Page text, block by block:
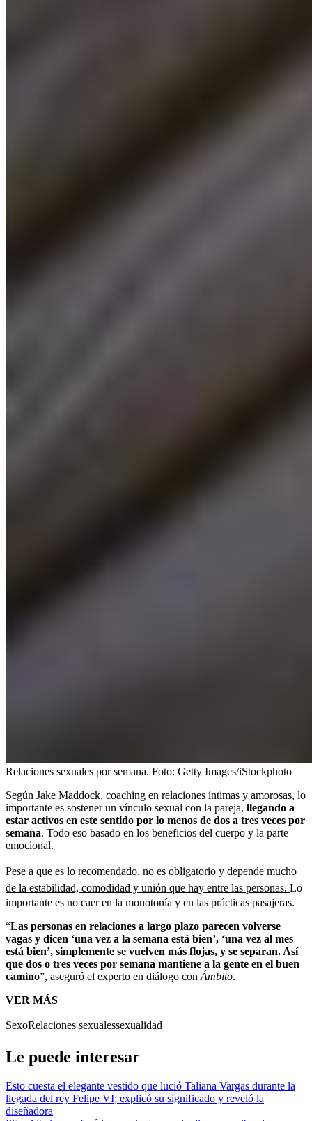
Relaciones sexuales por semana. Foto: Getty Images/iStockphoto
Según Jake Maddock, coaching en relaciones íntimas y amorosas, lo
importante es sostener un vínculo sexual con la pareja, llegando a
estar activos en este sentido por lo menos de dos a tres veces por
semana. Todo eso basado en los beneficios del cuerpo y la parte
emocional.
Pese a que es lo recomendado, no es obligatorio y depende mucho
de la estabilidad, comodidad y unión que hay entre las personas. Lo
importante es no caer en la monotonía y en las prácticas pasajeras.
“Las personas en relaciones a largo plazo parecen volverse
vagas y dicen ‘una vez a la semana está bien’, ‘una vez al mes
está bien’, simplemente se vuelven más flojas, y se separan. Así
que dos o tres veces por semana mantiene a la gente en el buen
camino”, aseguró el experto en diálogo con Ámbito.
VER MÁS
SexoRelaciones sexualessexualidad
Le puede interesar
Esto cuesta el elegante vestido que lució Taliana Vargas durante la
llegada del rey Felipe VI; explicó su significado y reveló la
diseñadora